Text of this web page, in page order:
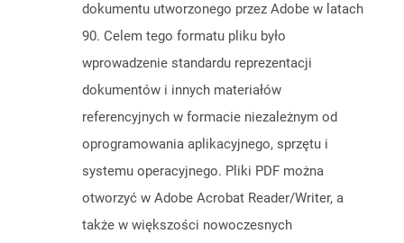
dokumentu utworzonego przez Adobe w latach
90. Celem tego formatu pliku było
wprowadzenie standardu reprezentacji
dokumentów i innych materiałów
referencyjnych w formacie niezależnym od
oprogramowania aplikacyjnego, sprzętu i
systemu operacyjnego. Pliki PDF można
otworzyć w Adobe Acrobat Reader/Writer, a
także w większości nowoczesnych